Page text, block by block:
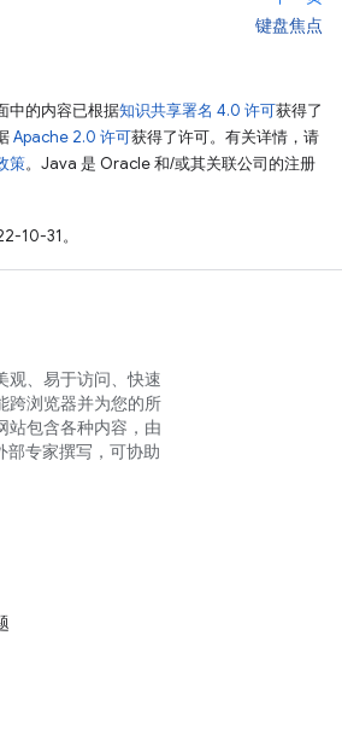
键盘焦点
中的内容已根据知识共享署名 4.0 许可获得了
Apache 2.0 许可获得了许可。有关详情，请
策。Java 是 Oracle 和/或其关联公司的注册
10-31。
观、易于访问、快速
跨浏览器并为您的所
站包含各种内容，由
部专家撰写，可协助